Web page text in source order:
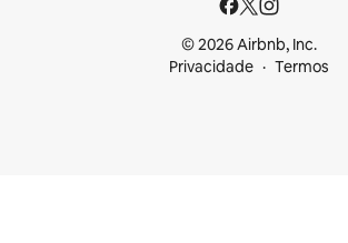
© 2026 Airbnb, Inc.
Privacidade
Termos